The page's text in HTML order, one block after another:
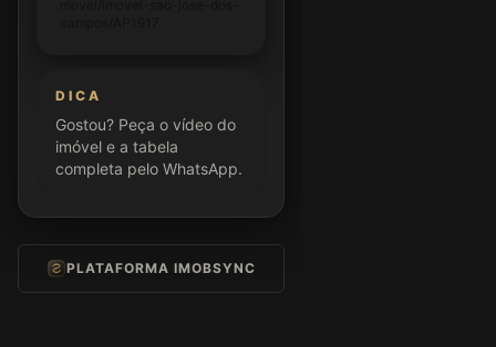
DICA
Gostou? Peça o vídeo do
imóvel e a tabela
completa pelo WhatsApp.
PLATAFORMA IMOBSYNC